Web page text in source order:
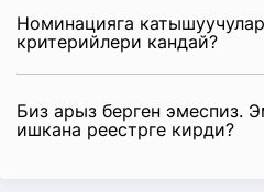
Номинацияга
критерийлери кандай?
Биз арыз берген эмеспиз.
ишкана реестрге кирди?